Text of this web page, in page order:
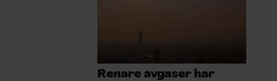
Renare avgaser har